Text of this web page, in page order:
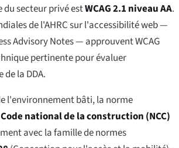
secteur privé estWCAG 2.1 niveau AA.
de l'AHRC sur l'accessibilité web —
Advisory Notes— approuvent WCAG
pertinente pour évaluer
la DDA.
l'environnement bâti, la norme
Code national de la construction (NCC)
avec la famille de normes